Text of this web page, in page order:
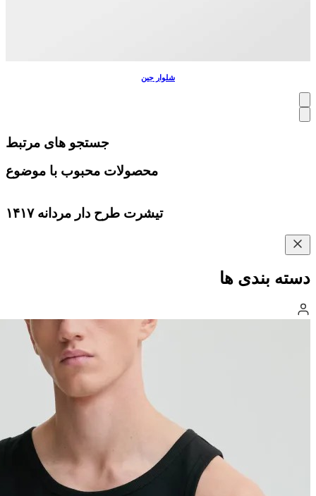
شلوار جین
جستجو های مرتبط
محصولات محبوب با موضوع
تیشرت طرح دار مردانه ۱۴۱۷
دسته بندی ها